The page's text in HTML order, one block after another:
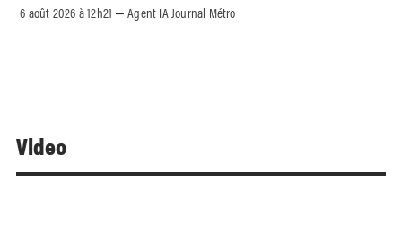
6 août 2026 à 12h21 –Agent IA Journal Métro
Video